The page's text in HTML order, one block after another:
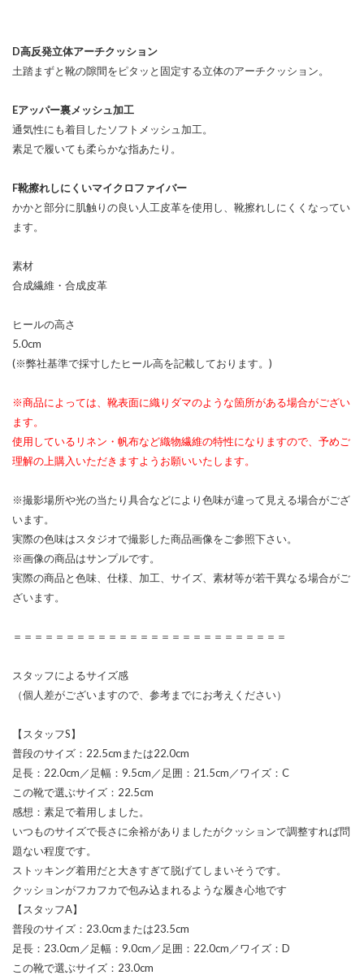
D高反発立体アーチクッション
土踏まずと靴の隙間をピタッと固定する立体のアーチクッション。
Eアッパー裏メッシュ加工
通気性にも着目したソフトメッシュ加工。
素足で履いても柔らかな指あたり。
F靴擦れしにくいマイクロファイバー
かかと部分に肌触りの良い人工皮革を使用し、靴擦れしにくくなってい
ます。
素材
合成繊維・合成皮革
ヒールの高さ
5.0cm
(※弊社基準で採寸したヒール高を記載しております。)
※商品によっては、靴表面に織りダマのような箇所がある場合がござい
ます。
使用しているリネン・帆布など織物繊維の特性になりますので、予めご
理解の上購入いただきますようお願いいたします。
※撮影場所や光の当たり具合などにより色味が違って見える場合がござ
います。
実際の色味はスタジオで撮影した商品画像をご参照下さい。
※画像の商品はサンプルです。
実際の商品と色味、仕様、加工、サイズ、素材等が若干異なる場合がご
ざいます。
＝＝＝＝＝＝＝＝＝＝＝＝＝＝＝＝＝＝＝＝＝＝＝＝＝＝
スタッフによるサイズ感
（個人差がございますので、参考までにお考えください）
【スタッフS】
普段のサイズ：22.5cmまたは22.0cm
足長：22.0cm／足幅：9.5cm／足囲：21.5cm／ワイズ：C
この靴で選ぶサイズ：22.5cm
感想：素足で着用しました。
いつものサイズで長さに余裕がありましたがクッションで調整すれば問
題ない程度です。
ストッキング着用だと大きすぎて脱げてしまいそうです。
クッションがフカフカで包み込まれるような履き心地です
【スタッフA】
普段のサイズ：23.0cmまたは23.5cm
足長：23.0cm／足幅：9.0cm／足囲：22.0cm／ワイズ：D
この靴で選ぶサイズ：23.0cm